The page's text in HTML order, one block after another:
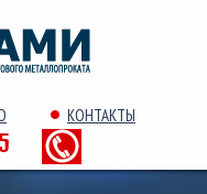
КОНТАКТЫ